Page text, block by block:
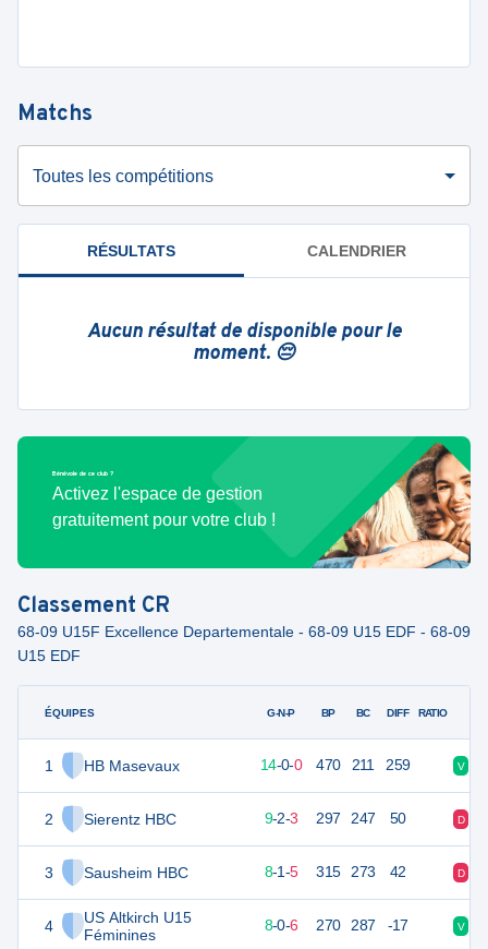
Matchs
Toutes les compétitions
RÉSULTATS CALENDRIER
Aucun résultat de disponible pour le
moment. 😔
Bénévole de ce club ?
Activez l'espace de gestion
gratuitement pour votre club !
Classement CR
68-09 U15F Excellence Departementale - 68-09 U15 EDF - 68-09
U15 EDF
ÉQUIPES
1 HB Masevaux
2 Sierentz HBC
3 Sausheim HBC
4
US Altkirch U15
Féminines
G-N-P BP BC DIFF RATIO
14-0-0 470 211 259 V
9-2-3 297 247 50 D
8-1-5 315 273 42 D
8-0-6 270 287 -17 V